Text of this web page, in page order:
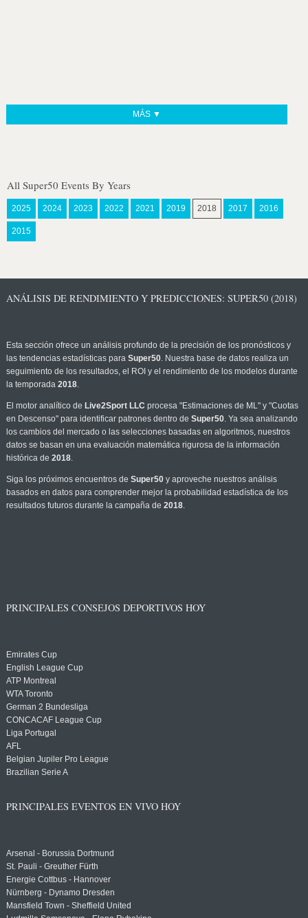
MÁS ▼
All Super50 Events By Years
2025 2024 2023 2022 2021 2019 2018 2017 2016
2015
ANÁLISIS DE RENDIMIENTO Y PREDICCIONES: SUPER50 (2018)
Esta sección ofrece un análisis profundo de la precisión de los pronósticos y
las tendencias estadísticas para Super50. Nuestra base de datos realiza un
seguimiento de los resultados, el ROI y el rendimiento de los modelos durante
la temporada 2018.
El motor analítico de Live2Sport LLC procesa "Estimaciones de ML" y "Cuotas
en Descenso" para identificar patrones dentro de Super50. Ya sea analizando
los cambios del mercado o las selecciones basadas en algoritmos, nuestros
datos se basan en una evaluación matemática rigurosa de la información
histórica de 2018.
Siga los próximos encuentros de Super50y aproveche nuestros análisis
basados en datos para comprender mejor la probabilidad estadística de los
resultados futuros durante la campaña de 2018.
PRINCIPALES CONSEJOS DEPORTIVOS HOY
Emirates Cup
English League Cup
ATP Montreal
WTA Toronto
German 2 Bundesliga
CONCACAF League Cup
Liga Portugal
AFL
Belgian Jupiler Pro League
Brazilian Serie A
PRINCIPALES EVENTOS EN VIVO HOY
Arsenal - Borussia Dortmund
St. Pauli - Greuther Fürth
Energie Cottbus - Hannover
Nürnberg - Dynamo Dresden
Mansfield Town - Sheffield United